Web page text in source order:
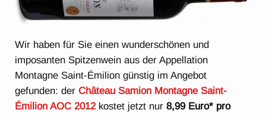
Wir haben für Sie einen wunderschönen und
imposanten Spitzenwein aus der Appellation
Montagne Saint-Émilion günstig im Angebot
gefunden: derChâteau Samion Montagne Saint-
Émilion AOC 2012 kostet jetzt nur8,99 Euro* pro